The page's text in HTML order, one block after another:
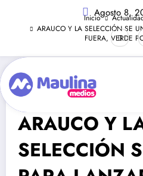
Agosto 8,
Inicio
ARAUCO Y LA SELECCIÓN SE
FUERA, VERDE
Nacional Octubre 8, 2020
ARAUCO Y
SELECCIÓN